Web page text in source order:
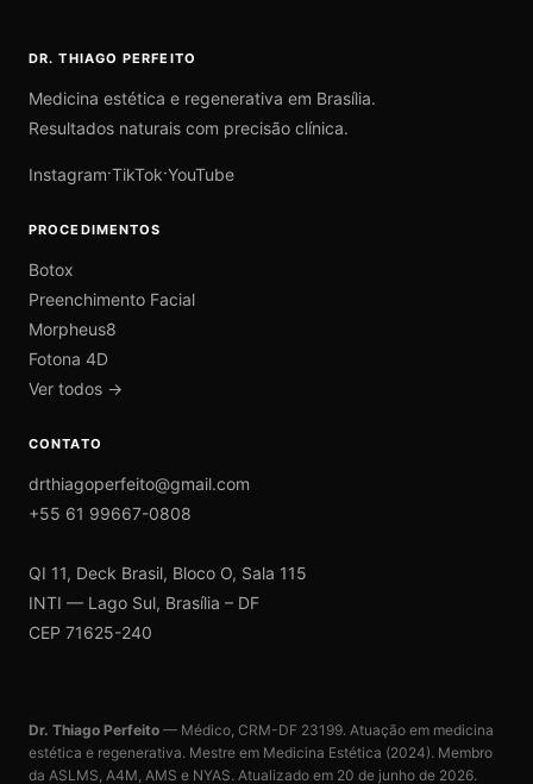
DR. THIAGO PERFEITO
Medicina estética e regenerativa em Brasília.
Resultados naturais com precisão clínica.
Instagram·TikTok·YouTube
PROCEDIMENTOS
Botox
Preenchimento Facial
Morpheus8
Fotona 4D
Ver todos →
CONTATO
drthiagoperfeito@gmail.com
+55 61 99667-0808
QI 11, Deck Brasil, Bloco O, Sala 115
INTI — Lago Sul, Brasília – DF
CEP 71625-240
Dr. Thiago Perfeito — Médico, CRM-DF 23199. Atuação em medicina
estética e regenerativa. Mestre em Medicina Estética (2024). Membro
da ASLMS, A4M, AMS e NYAS. Atualizado em 20 de junho de 2026.